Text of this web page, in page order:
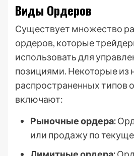
Виды Ордеров
Существует множество
ордеров, которые
использовать для
позициями. Некоторые из
распространенных типов
включают:
Рыночные ордера:
или продажу по